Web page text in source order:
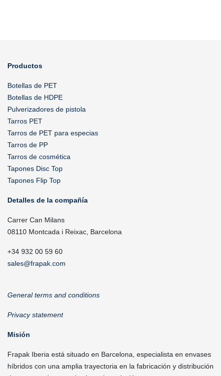
Productos
Botellas de PET
Botellas de HDPE
Pulverizadores de pistola
Tarros PET
Tarros de PET para especias
Tarros de PP
Tarros de cosmética
Tapones Disc Top
Tapones Flip Top
Detalles de la compañía
Carrer Can Milans
08110 Montcada i Reixac, Barcelona
+34 932 00 59 60
sales@frapak.com
General terms and conditions
Privacy statement
Misión
Frapak Iberia está situado en Barcelona, especialista en envases
híbridos con una amplia trayectoria en la fabricación y distribución